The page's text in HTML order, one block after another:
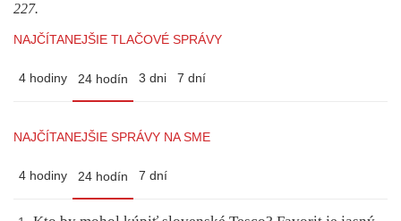
227.
NAJČÍTANEJŠIE TLAČOVÉ SPRÁVY
4 hodiny 24 hodín 3 dni 7 dní
NAJČÍTANEJŠIE SPRÁVY NA SME
4 hodiny 24 hodín 7 dní